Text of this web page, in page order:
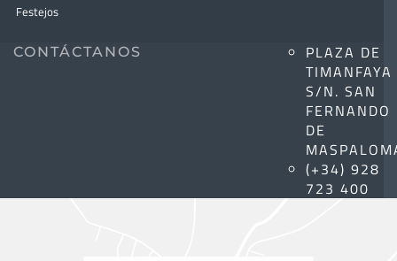
Festejos
CONTÁCTANOS
PLAZA DE
TIMANFAYA
S/N. SAN
FERNANDO
DE
(+34) 928
723 400